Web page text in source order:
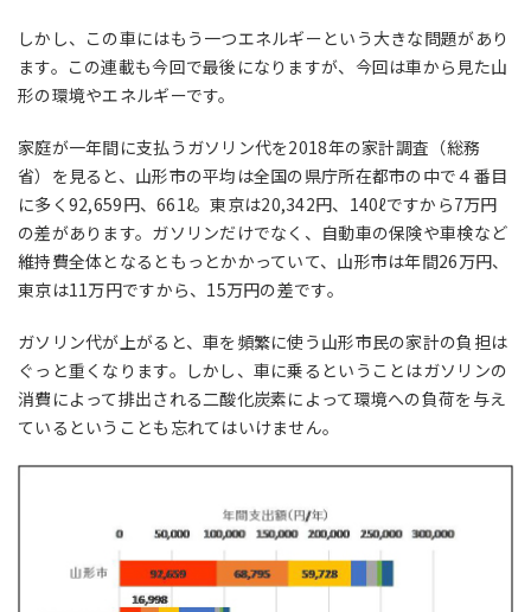
しかし、この車にはもう一つエネルギーという大きな問題があり
ます。この連載も今回で最後になりますが、今回は車から見た山
形の環境やエネルギーです。
家庭が一年間に支払うガソリン代を2018年の家計調査（総務
省）を見ると、山形市の平均は全国の県庁所在都市の中で４番目
に多く 92,659円、661ℓ。東京は20,342円、 140ℓですから7万円
の差があります。ガソリンだけでなく、自動車の保険や車検など
維持費全体となるともっとかかっていて、山形市は年間26万円、
東京は11万円ですから、 15万円の差です。
ガソリン代が上がると、車を頻繁に使う山形市民の家計の負担は
ぐっと重くなります。しかし、車に乗るということはガソリンの
消費によって排出される二酸化炭素によって環境への負荷を与え
ているということも忘れてはいけません。